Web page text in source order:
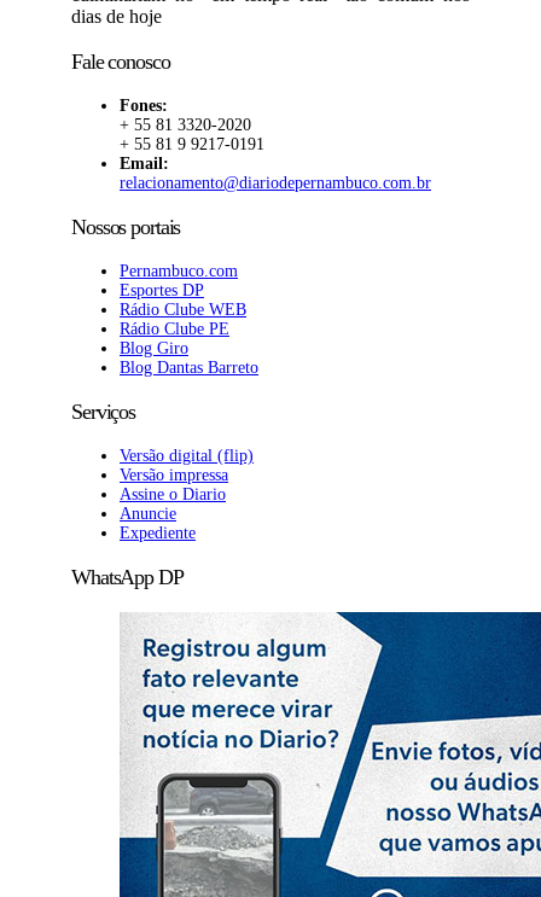
dias de hoje
Fale conosco
Fones:
+ 55 81 3320-2020
+ 55 81 9 9217-0191
Email:
relacionamento@diariodepernambuco.com.br
Nossos portais
Pernambuco.com
Esportes DP
Rádio Clube WEB
Rádio Clube PE
Blog Giro
Blog Dantas Barreto
Serviços
Versão digital (flip)
Versão impressa
Assine o Diario
Anuncie
Expediente
WhatsApp DP